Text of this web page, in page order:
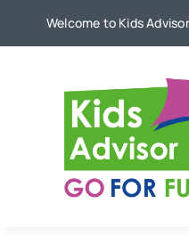
Welcome to Kids